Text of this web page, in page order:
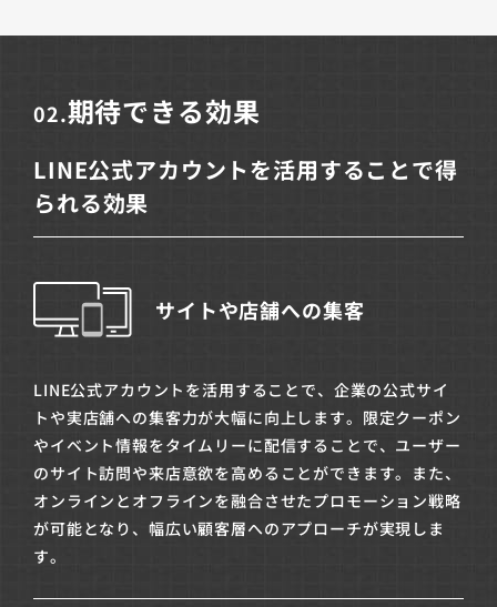
02.期待できる効果
LINE公式アカウントを活用することで得
られる効果
サイトや店舗への集客
LINE公式アカウントを活用することで、企業の公式サイ
トや実店舗への集客力が大幅に向上します。限定クーポン
やイベント情報をタイムリーに配信することで、ユーザー
のサイト訪問や来店意欲を高めることができます。また、
オンラインとオフラインを融合させたプロモーション戦略
が可能となり、幅広い顧客層へのアプローチが実現しま
す。